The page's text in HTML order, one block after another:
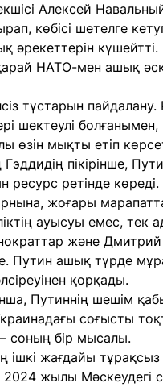
Алексей
көбісі шетелге
НАТО-мен ашық
тұстарын
шектеулі
өзін мықты етіп
пікірінше,
ресурс ретінде
жоғары
ауысуы емес,
және
ашық түрде
қорқады.
Путиннің шешім
соғысты
соның бір мысалы.
жағдайы тұрақсыз
2024 жылы Мәскеудегі